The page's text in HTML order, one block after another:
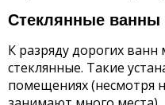
Стеклянные ванны
К разряду дорогих
стеклянные. Такие
помещениях (несмотря